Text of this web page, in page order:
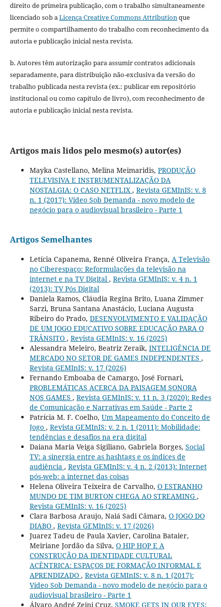
direito de primeira publicação, com o trabalho simultaneamente
licenciado sob a Licença Creative Commons Attribution que
permite o compartilhamento do trabalho com reconhecimento da
autoria e publicação inicial nesta revista.
b. Autores têm autorização para assumir contratos adicionais
separadamente, para distribuição não-exclusiva da versão do
trabalho publicada nesta revista (ex.: publicar em repositório
institucional ou como capítulo de livro), com reconhecimento de
autoria e publicação inicial nesta revista.
Artigos mais lidos pelo mesmo(s) autor(es)
Mayka Castellano, Melina Meimaridis, PRODUÇÃO
TELEVISIVA E INSTRUMENTALIZAÇÃO DA
NOSTALGIA: O CASO NETFLIX , Revista GEMInIS: v. 8
n. 1 (2017): Vídeo Sob Demanda - novo modelo de
negócio para o audiovisual brasileiro - Parte 1
Artigos Semelhantes
Letícia Capanema, Renné Oliveira França, A Televisão
no Ciberespaço: Reformulações da televisão na
internet e na TV Digital , Revista GEMInIS: v. 4 n. 1
(2013): TV Pós Digital
Daniela Ramos, Cláudia Regina Brito, Luana Zimmer
Sarzi, Bruna Santana Anastácio, Luciana Augusta
Ribeiro do Prado, DESENVOLVIMENTO E VALIDAÇÃO
DE UM JOGO EDUCATIVO SOBRE EDUCAÇÃO PARA O
TRÂNSITO , Revista GEMInIS: v. 16 (2025)
Alessandra Meleiro, Beatriz Zeraik, INTELIGÊNCIA DE
MERCADO NO SETOR DE GAMES INDEPENDENTES ,
Revista GEMInIS: v. 17 (2026)
Fernando Emboaba de Camargo, José Fornari,
PROBLEMÁTICAS ACERCA DA PAISAGEM SONORA
NOS GAMES , Revista GEMInIS: v. 11 n. 3 (2020): Redes
de Comunicação e Narrativas em Saúde - Parte 2
Patrícia M. F. Coelho, Um Mapeamento do Conceito de
Jogo , Revista GEMInIS: v. 2 n. 1 (2011): Mobilidade:
tendências e desafios na era digital
Daiana Maria Veiga Sigiliano, Gabriela Borges, Social
TV: a sinergia entre as hashtags e os índices de
audiência , Revista GEMInIS: v. 4 n. 2 (2013): Internet
pós-web: a internet das coisas
Helena Oliveira Teixeira de Carvalho, O ESTRANHO
MUNDO DE TIM BURTON CHEGA AO STREAMING ,
Revista GEMInIS: v. 16 (2025)
Clara Barbosa Araujo, Naiá Sadi Câmara, O JOGO DO
DIABO , Revista GEMInIS: v. 17 (2026)
Juarez Tadeu de Paula Xavier, Carolina Bataier,
Meiriane Jordão da Silva, O HIP HOP E A
CONSTRUÇÃO DA IDENTIDADE CULTURAL
ACÊNTRICA: ESPAÇOS DE FORMAÇÃO INFORMAL E
APRENDIZADO , Revista GEMInIS: v. 8 n. 1 (2017):
Vídeo Sob Demanda - novo modelo de negócio para o
audiovisual brasileiro - Parte 1
Álvaro André Zeini Cruz, SMOKE GETS IN OUR EYES: